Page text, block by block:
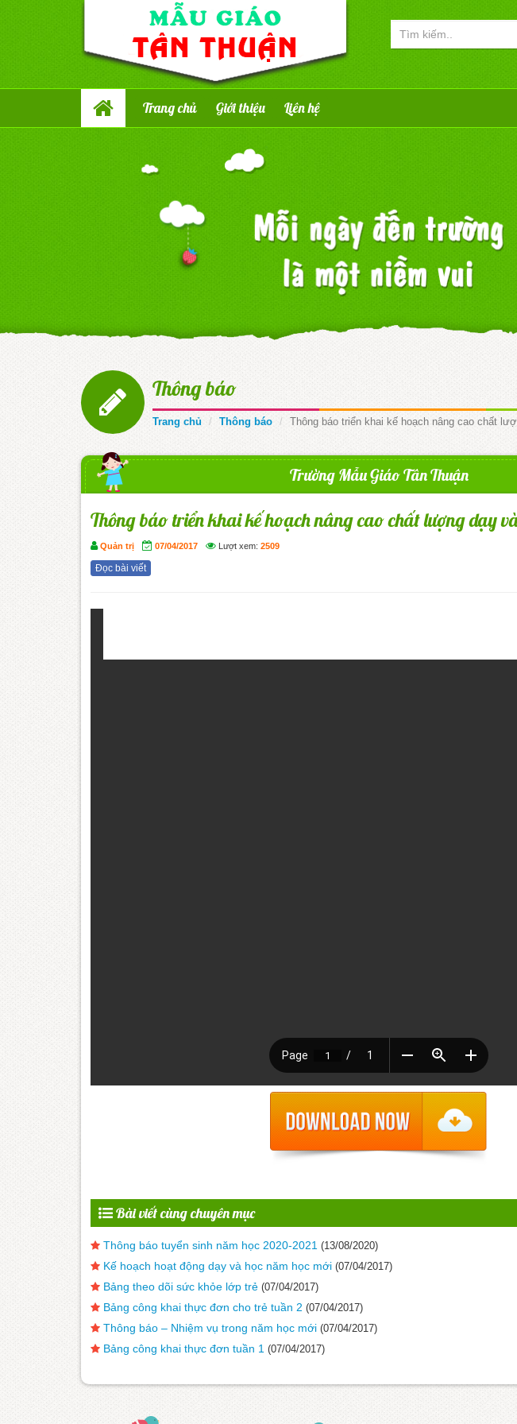
Trang chủ Giới thiệu Liên hệ
Thông báo
Trang chủ Thông báo Thông báo triển khai kế hoạch nâng cao chất
Trường Mẫu Giáo Tân Thuận
Thông báo triển khai kế hoạch nâng cao chất lượng dạy
Quản trị 07/04/2017 Lượt xem: 2509
Đọc bài viết
Bài viết cùng chuyên mục
Thông báo tuyển sinh năm học 2020-2021 (13/08/2020)
Kế hoạch hoạt động dạy và học năm học mới (07/04/2017)
Bảng theo dõi sức khỏe lớp trẻ (07/04/2017)
Bảng công khai thực đơn cho trẻ tuần 2 (07/04/2017)
Thông báo – Nhiệm vụ trong năm học mới (07/04/2017)
Bảng công khai thực đơn tuần 1 (07/04/2017)